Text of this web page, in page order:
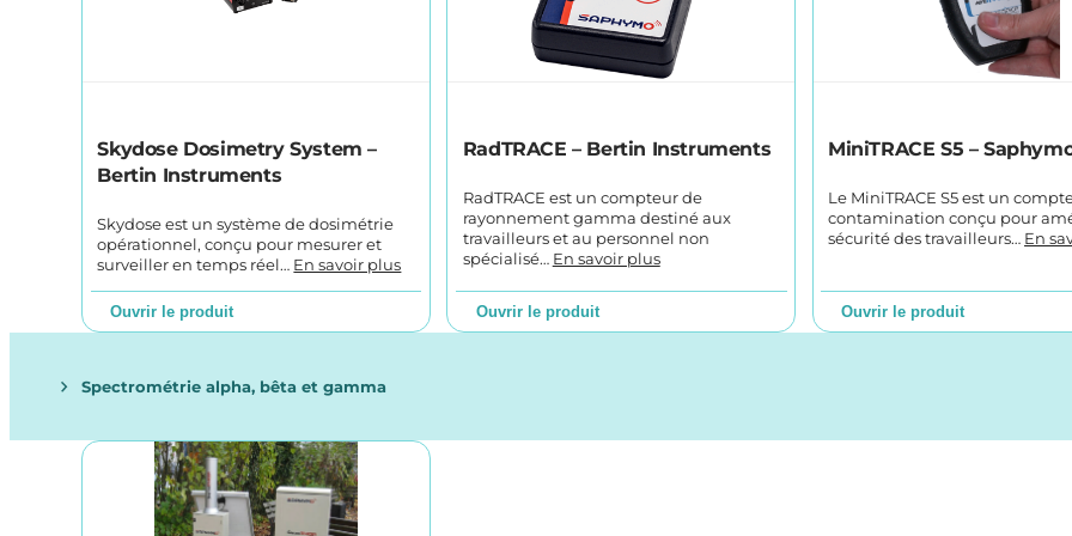
Skydose Dosimetry System –
Bertin Instruments
Skydose est un système de dosimétrie
opérationnel, conçu pour mesurer et
surveiller en temps réel… En savoir plus
Ouvrir le produit
RadTRACE – Bertin Instruments
RadTRACE est un compteur de
rayonnement gamma destiné aux
travailleurs et au personnel non
spécialisé… En savoir plus
Ouvrir le produit
MiniTRACE S5 –
Le MiniTRACE S5 est un
contamination conçu pour
sécurité des travailleurs… En
Ouvrir le produit
Spectrométrie alpha, bêta et gamma